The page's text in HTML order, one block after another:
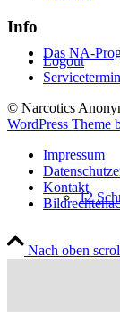
Das NA-
12
Info
Logout
© Narcotics
WordPress Theme
Impressum
Kontakt
Nach oben